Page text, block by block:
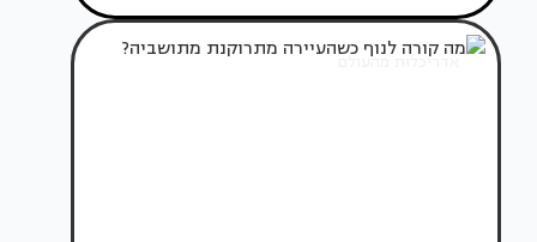
אדריכלות מהעולם